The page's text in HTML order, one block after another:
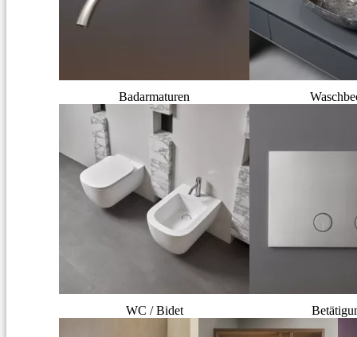
Badarmaturen
WC / Bidet